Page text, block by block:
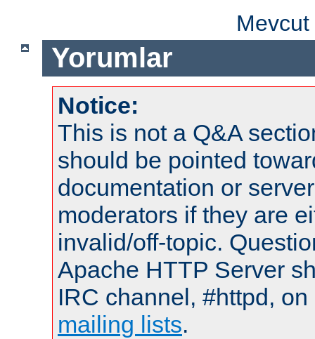
Yorumlar
Notice:
This is not a Q&A
should be pointed
documentation or
moderators if they are
invalid/off-topic.
Apache HTTP Server
IRC channel, #httpd,
mailing lists.